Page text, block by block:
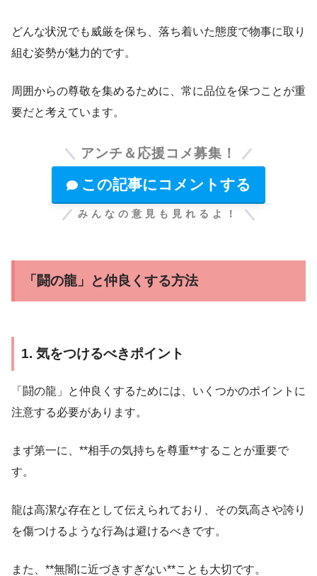
どんな状況でも威厳を保ち、落ち着いた態度で物事に取り
組む姿勢が魅力的です。
周囲からの尊敬を集めるために、常に品位を保つことが重
要だと考えています。
アンチ＆応援コメ募集！
この記事にコメントする
みんなの意見も見れるよ！
「闘の龍」と仲良くする方法
1. 気をつけるべきポイント
「闘の龍」と仲良くするためには、いくつかのポイントに
注意する必要があります。
まず第一に、**相手の気持ちを尊重**することが重要で
す。
龍は高潔な存在として伝えられており、その気高さや誇り
を傷つけるような行為は避けるべきです。
また、**無闇に近づきすぎない**ことも大切です。